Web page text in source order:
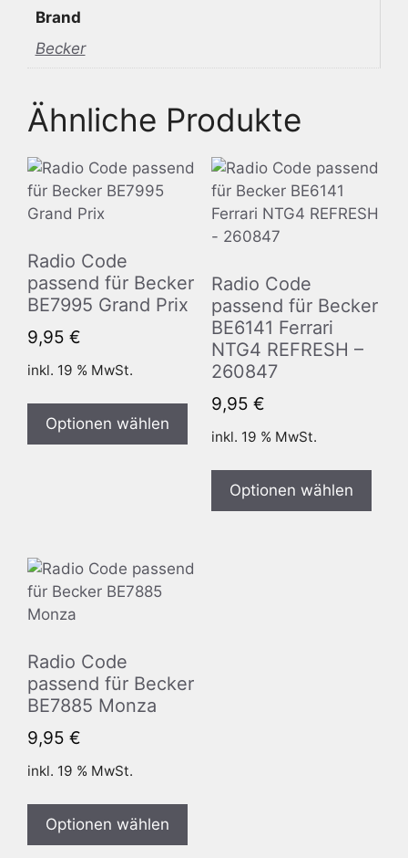
Brand
Becker
Ähnliche Produkte
Radio Code
passend für Becker
BE7995 Grand Prix
9,95 €
inkl. 19 % MwSt.
Optionen wählen
Radio Code
passend für Becker
BE6141 Ferrari
NTG4 REFRESH –
260847
9,95 €
inkl. 19 % MwSt.
Optionen wählen
Radio Code
passend für Becker
BE7885 Monza
9,95 €
inkl. 19 % MwSt.
Optionen wählen